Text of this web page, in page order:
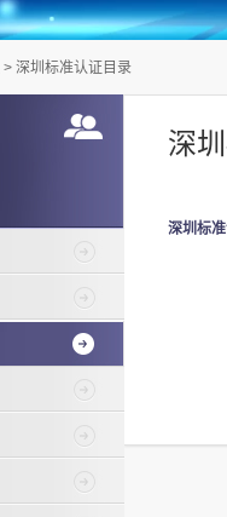
深
> 深圳标准认证目录
深圳标